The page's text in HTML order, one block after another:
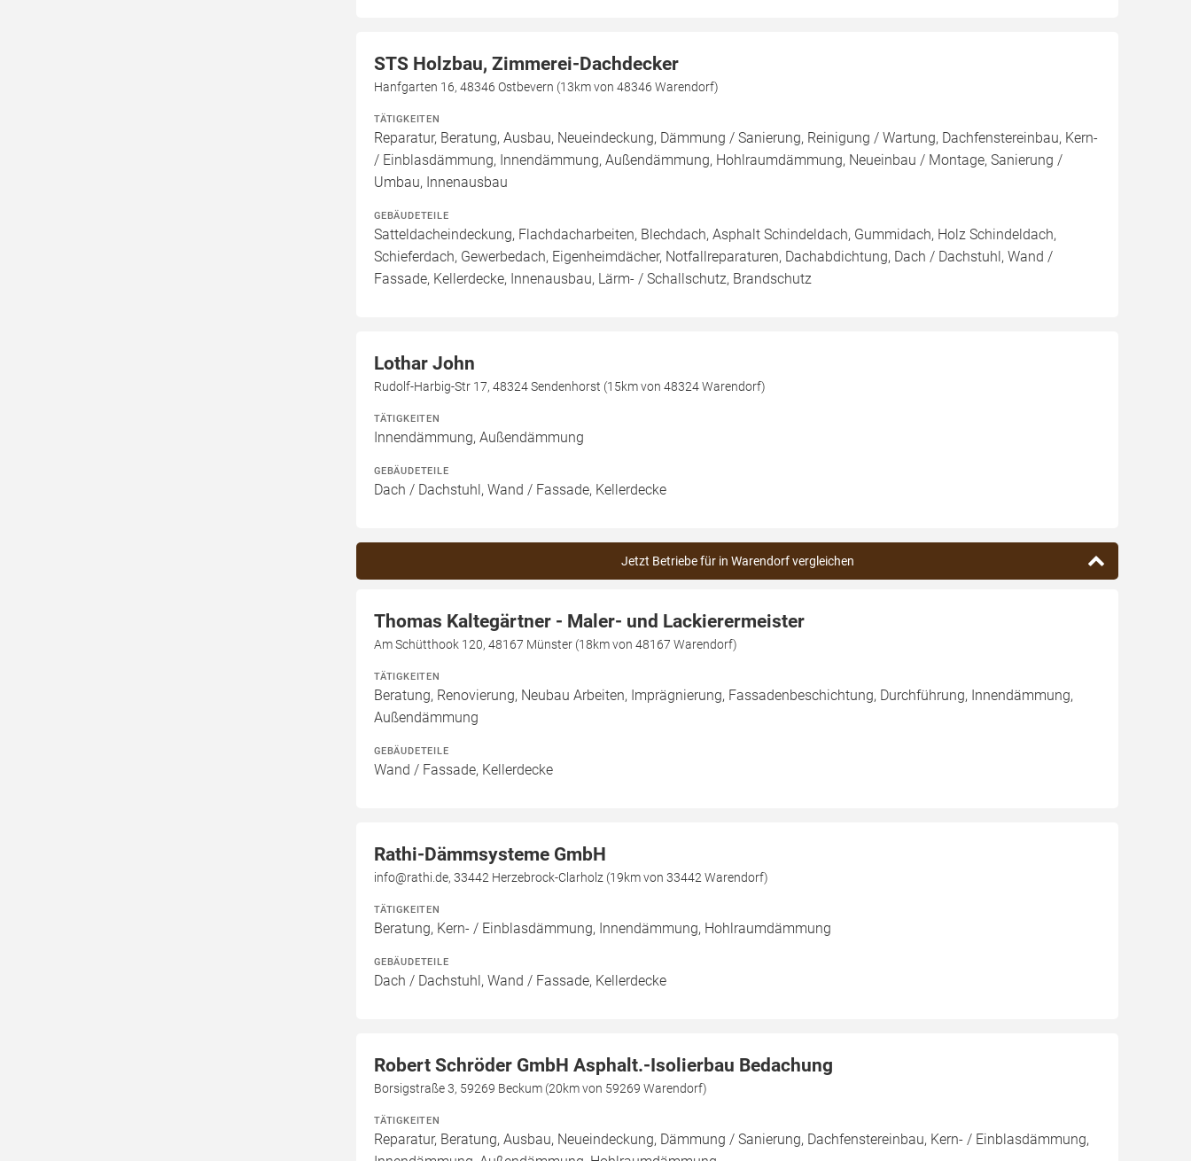
STS Holzbau, Zimmerei-Dachdecker
Hanfgarten 16, 48346 Ostbevern (13km von 48346 Warendorf)
TÄTIGKEITEN
Reparatur, Beratung, Ausbau, Neueindeckung, Dämmung / Sanierung, Reinigung / Wartung, Dachfenstereinbau, Kern-
/ Einblasdämmung, Innendämmung, Außendämmung, Hohlraumdämmung, Neueinbau / Montage, Sanierung /
Umbau, Innenausbau
GEBÄUDETEILE
Satteldacheindeckung, Flachdacharbeiten, Blechdach, Asphalt Schindeldach, Gummidach, Holz Schindeldach,
Schieferdach, Gewerbedach, Eigenheimdächer, Notfallreparaturen, Dachabdichtung, Dach / Dachstuhl, Wand /
Fassade, Kellerdecke, Innenausbau, Lärm- / Schallschutz, Brandschutz
Lothar John
Rudolf-Harbig-Str 17, 48324 Sendenhorst (15km von 48324 Warendorf)
TÄTIGKEITEN
Innendämmung, Außendämmung
GEBÄUDETEILE
Dach / Dachstuhl, Wand / Fassade, Kellerdecke
Jetzt Betriebe für in Warendorf vergleichen
Thomas Kaltegärtner - Maler- und Lackierermeister
Am Schütthook 120, 48167 Münster (18km von 48167 Warendorf)
TÄTIGKEITEN
Beratung, Renovierung, Neubau Arbeiten, Imprägnierung, Fassadenbeschichtung, Durchführung, Innendämmung,
Außendämmung
GEBÄUDETEILE
Wand / Fassade, Kellerdecke
Rathi-Dämmsysteme GmbH
info@rathi.de, 33442 Herzebrock-Clarholz (19km von 33442 Warendorf)
TÄTIGKEITEN
Beratung, Kern- / Einblasdämmung, Innendämmung, Hohlraumdämmung
GEBÄUDETEILE
Dach / Dachstuhl, Wand / Fassade, Kellerdecke
Robert Schröder GmbH Asphalt.-Isolierbau Bedachung
Borsigstraße 3, 59269 Beckum (20km von 59269 Warendorf)
TÄTIGKEITEN
Reparatur, Beratung, Ausbau, Neueindeckung, Dämmung / Sanierung, Dachfenstereinbau, Kern- / Einblasdämmung,